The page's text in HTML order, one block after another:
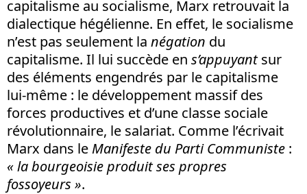
capitalisme au socialisme, Marx retrouvait la
dialectique hégélienne. En effet, le socialisme
n’est pas seulement la négation du
capitalisme. Il lui succède en s’appuyantsur
des éléments engendrés par le capitalisme
lui-même : le développement massif des
forces productives et d’une classe sociale
révolutionnaire, le salariat. Comme l’écrivait
Marx dans leManifeste du Parti Communiste :
« la bourgeoisie produit ses propres
fossoyeurs ».